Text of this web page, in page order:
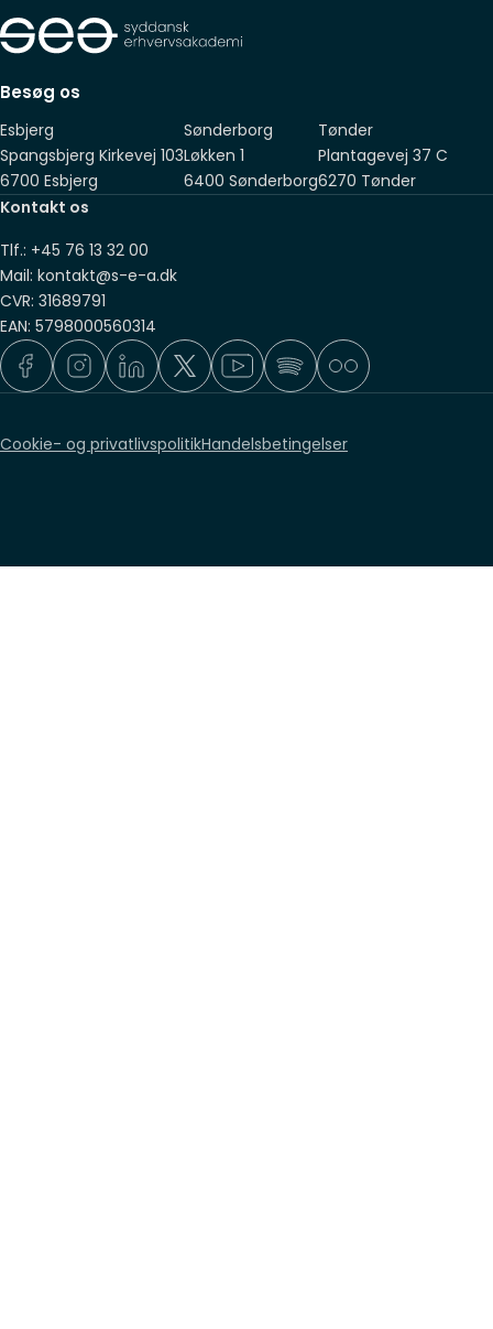
Besøg os
Esbjerg
Spangsbjerg Kirkevej 103
6700 Esbjerg
Sønderborg
Løkken 1
6400 Sønderborg
Tønder
Plantagevej 37 C
6270 Tønder
Kontakt os
Tlf.: +45 76 13 32 00
Mail: kontakt@s-e-a.dk
CVR: 31689791
EAN: 5798000560314
Cookie- og privatlivspolitikHandelsbetingelser